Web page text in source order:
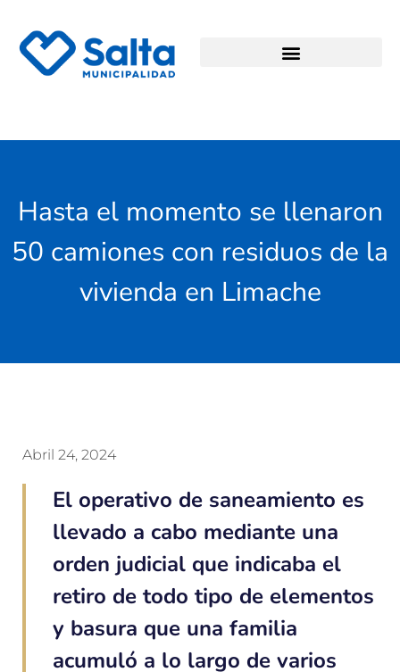
Hasta el momento se llenaron
50 camiones con residuos de la
vivienda en Limache
Abril 24, 2024
El operativo de saneamiento es
llevado a cabo mediante una
orden judicial que indicaba el
retiro de todo tipo de elementos
y basura que una familia
acumuló a lo largo de varios